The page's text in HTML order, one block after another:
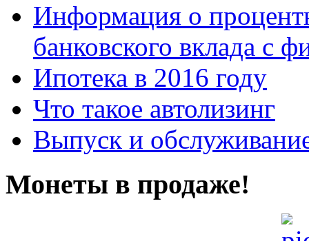
Информация о
банковского вклада с
Ипотека в 2016 году
Что такое автолизинг
Выпуск и
Монеты в продаже!